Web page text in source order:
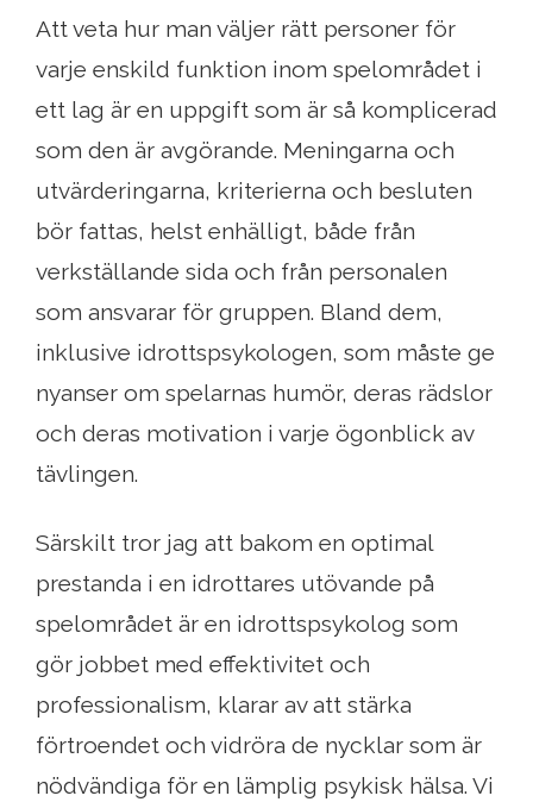
Att veta hur man väljer rätt personer för
varje enskild funktion inom spelområdet i
ett lag är en uppgift som är så komplicerad
som den är avgörande. Meningarna och
utvärderingarna, kriterierna och besluten
bör fattas, helst enhälligt, både från
verkställande sida och från personalen
som ansvarar för gruppen. Bland dem,
inklusive idrottspsykologen, som måste ge
nyanser om spelarnas humör, deras rädslor
och deras motivation i varje ögonblick av
tävlingen.
Särskilt tror jag att bakom en optimal
prestanda i en idrottares utövande på
spelområdet är en idrottspsykolog som
gör jobbet med effektivitet och
professionalism, klarar av att stärka
förtroendet och vidröra de nycklar som är
nödvändiga för en lämplig psykisk hälsa. Vi